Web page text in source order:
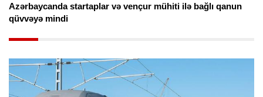
Azərbaycanda startaplar və vençur mühiti ilə bağlı qanun
qüvvəyə mindi